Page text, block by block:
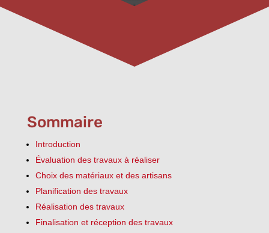
Sommaire
Introduction
Évaluation des travaux à réaliser
Choix des matériaux et des artisans
Planification des travaux
Réalisation des travaux
Finalisation et réception des travaux